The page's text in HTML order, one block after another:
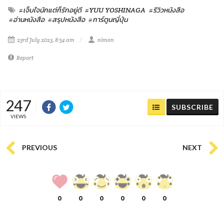
#เจ็บใจนักแต่ก็รักอยู่ดี #YUU YOSHINAGA #รีวิวหนังสือ
#อ่านหนังสือ #สรุปหนังสือ #การ์ตูนญี่ปุ่น
23rd July 2023, 8:54 am nimon
Report
247
VIEWS
SUBSCRIBE
PREVIOUS NEXT
0 0 0 0 0 0